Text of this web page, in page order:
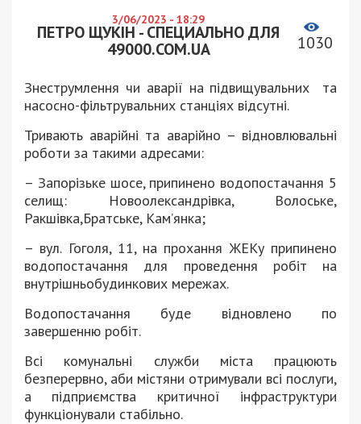
3/06/2023 - 18:29
ПЕТРО ЩУКІН - СПЕЦИАЛЬНО ДЛЯ
49000.COM.UA
1030
Знеструмлення чи аварії на підвищувальних та
насосно-фільтрувальних станціях відсутні.
Тривають аварійні та аварійно – відновлювальні
роботи за такими адресами:
– Запорізьке шосе, припинено водопостачання 5
селищ: Новоолександрівка, Волоське,
Ракшівка,Братське, Кам’янка;
– вул. Гоголя, 11, на прохання ЖЕКу припинено
водопостачання для проведення робіт на
внутрішньобудинкових мережах.
Водопостачання буде відновлено по
завершенню робіт.
Всі комунальні служби міста працюють
безперервно, аби містяни отримували всі послуги,
а підприємства критичної інфраструктури
функціонували стабільно.